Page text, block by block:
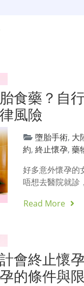
食藥？自
風險
墮胎手術, 大
約,終止懷孕,藥
好多意外懷孕的
唔想去醫院就
Read More
會終止懷
的條件與